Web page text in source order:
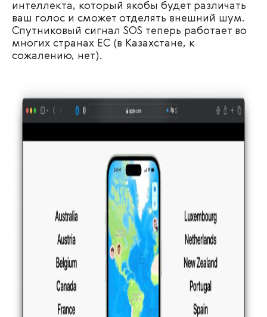
интеллекта, который якобы будет различать
ваш голос и сможет отделять внешний шум.
Спутниковый сигнал SOS теперь работает во
многих странах ЕС (в Казахстане, к
сожалению, нет).